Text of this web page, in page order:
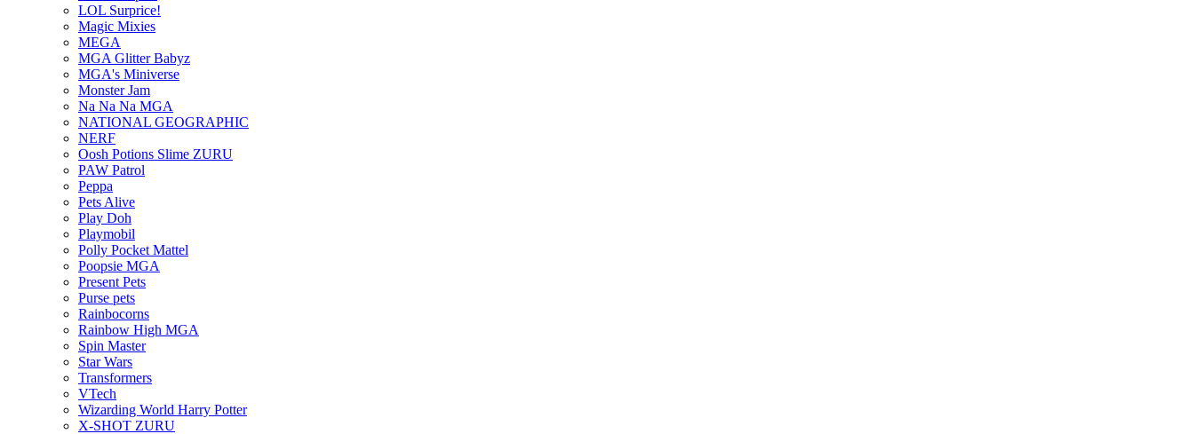
LOL Surprice!
Magic Mixies
MEGA
MGA Glitter Babyz
MGA's Miniverse
Monster Jam
Na Na Na MGA
NATIONAL GEOGRAPHIC
NERF
Oosh Potions Slime ZURU
PAW Patrol
Peppa
Pets Alive
Play Doh
Playmobil
Polly Pocket Mattel
Poopsie MGA
Present Pets
Purse pets
Rainbocorns
Rainbow High MGA
Spin Master
Star Wars
Transformers
VTech
Wizarding World Harry Potter
X-SHOT ZURU